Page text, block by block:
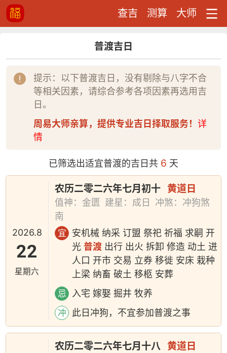
查吉 测算 大师
普渡吉日
提示：以下普渡吉日，没有剔除与八字不合
等相关因素，请综合参考各项因素再选用吉
日。
周易大师亲算，提供专业吉日择取服务！ 详
情
已筛选出适宜普渡的吉日共 6 天
2026.8
22
星期六
农历二零二六年七月初十 黄道日
值神：金匮 建星：成日
冲煞：冲狗煞
南
宜
安机械 纳采 订盟 祭祀 祈福 求嗣 开
光普渡 出行 出火 拆卸 修造 动土 进
人口 开市 交易 立券 移徙 安床 栽种
上梁 纳畜 破土 移柩 安葬
忌 入宅 嫁娶 掘井 牧养
冲 此日冲狗，不宜参加普渡之事
农历二零二六年七月十八 黄道日